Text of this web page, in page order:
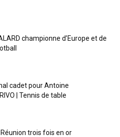
championne d’Europe et de
cadet pour Antoine
| Tennis de table
Réunion trois fois en or